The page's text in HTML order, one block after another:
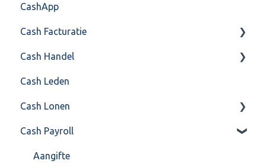
Overig
Algemeen gebruik
Api 3.0 (SOAP API)
API 4.0 (REST API)
Veel gestelde vragen
CashApp
Cash Facturatie
Factureren
Instellingen
Algemeen
Formulierlayout
Cash Handel
Inkoop
Verkoop
Voorraad
Overig
Cash Leden
Cash Lonen
Algemeen
Inrichting
Cash Payroll
Aangifte